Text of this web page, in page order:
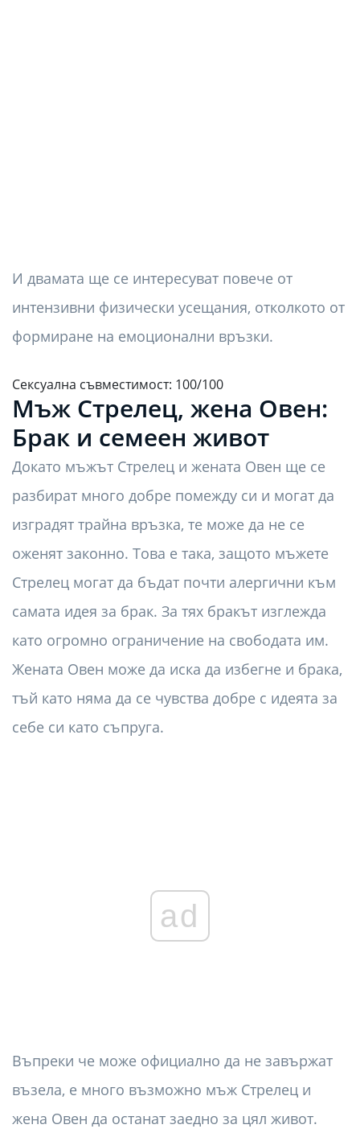
И двамата ще се интересуват повече от
интензивни физически усещания, отколкото от
формиране на емоционални връзки.
Сексуална съвместимост: 100/100
Мъж Стрелец, жена Овен:
Брак и семеен живот
Докато мъжът Стрелец и жената Овен ще се
разбират много добре помежду си и могат да
изградят трайна връзка, те може да не се
оженят законно. Това е така, защото мъжете
Стрелец могат да бъдат почти алергични към
самата идея за брак. За тях бракът изглежда
като огромно ограничение на свободата им.
Жената Овен може да иска да избегне и брака,
тъй като няма да се чувства добре с идеята за
себе си като съпруга.
ad
Въпреки че може официално да не завържат
възела, е много възможно мъж Стрелец и
жена Овен да останат заедно за цял живот.